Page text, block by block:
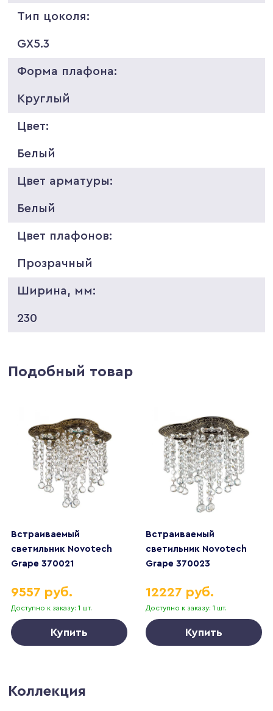
Тип цоколя:
GX5.3
Форма плафона:
Круглый
Цвет:
Белый
Цвет арматуры:
Белый
Цвет плафонов:
Прозрачный
Ширина, мм:
230
Подобный товар
Встраиваемый
светильник Novotech
Grape 370021
Доступно к заказу: 1 шт.
9557 руб.
Купить
Встраиваемый
светильник Novotech
Grape 370023
Доступно к заказу: 1 шт.
12227 руб.
Купить
Коллекция